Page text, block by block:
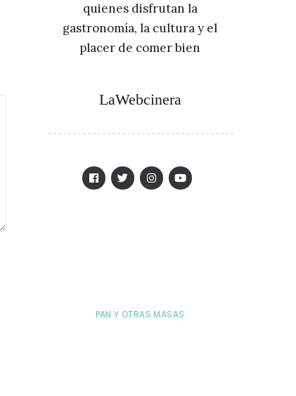
quienes disfrutan la
gastronomía, la cultura y el
placer de comer bien
LaWebcinera
PAN Y OTRAS MASAS